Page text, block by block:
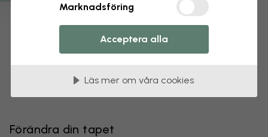
Förändra din tapet
Marknadsföring
Acceptera alla
Läs mer om våra cookies